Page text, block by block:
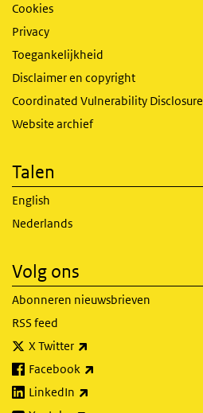
Cookies
Privacy
Toegankelijkheid
Disclaimer en copyright
Coordinated Vulnerability Disclosure
Website archief
Talen
English
Nederlands
Volg ons
Abonneren nieuwsbrieven
RSS feed
X Twitter
Facebook
LinkedIn